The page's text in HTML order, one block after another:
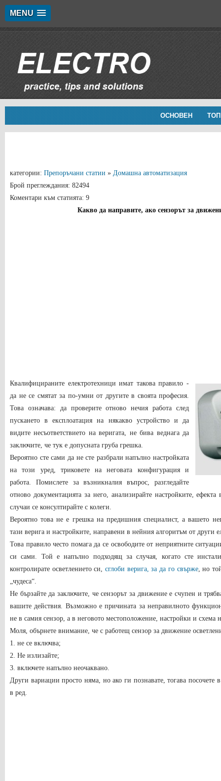
MENU
ОСНОВЕН
категории: Препоръчани статии » Домашна автоматизация
Брой преглеждания: 82494
Коментари към статията: 9
Какво да направите, ако сензорът за
Квалифицираните електротехници имат такова правило -
да не се смятат за по-умни от другите в своята професия.
Това означава: да проверите отново нечия работа след
пускането в експлоатация на някакво устройство и да
видите несъответствието на веригата, не бива веднага да
заключите, че тук е допусната груба грешка.
Вероятно сте сами да не сте разбрали напълно настройката
на този уред, триковете на неговата конфигурация и
работа. Помислете за възникналия въпрос, разгледайте
отново документацията за него, анализирайте настройките,
случаи се консултирайте с колеги.
Вероятно това не е грешка на предишния специалист, а вашето
тази верига и настройките, направени в нейния алгоритъм от други
Това правило често помага да се освободите от неприятните
си сами. Той е напълно подходящ за случая, когато сте
контролирате осветлението си,сглоби верига, за да го свърже, но
„чудеса“.
Не бързайте да заключите, че сензорът за движение е счупен и
вашите действия. Възможно е причината за неправилното
не в самия сензор, а в неговото местоположение, настройки и схема
Моля, обърнете внимание, че с работещ сензор за движение
1. не се включва;
2. Не излизайте;
3. включете напълно неочаквано.
Други вариации просто няма, но ако ги познавате, тогава посочете
в ред.